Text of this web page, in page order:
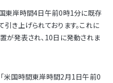
東岸時間4日午前0時1分に既存
き上げられております。これに
が発表され、10日に発動されま
米国時間東岸時間2月1日午前0